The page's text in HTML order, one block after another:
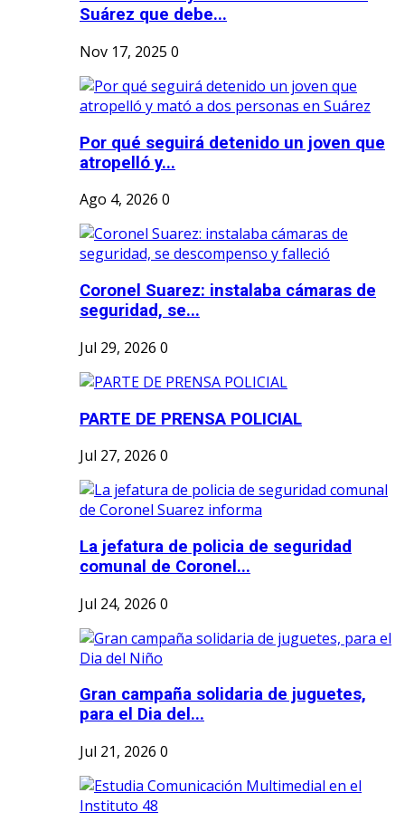
Suárez que debe...
Nov 17, 2025 0
Por qué seguirá detenido un joven que
atropelló y...
Ago 4, 2026 0
Coronel Suarez: instalaba cámaras de
seguridad, se...
Jul 29, 2026 0
PARTE DE PRENSA POLICIAL
Jul 27, 2026 0
La jefatura de policia de seguridad
comunal de Coronel...
Jul 24, 2026 0
Gran campaña solidaria de juguetes,
para el Dia del...
Jul 21, 2026 0